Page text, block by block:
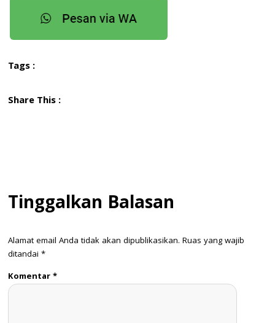
Tags :
Share This :
Tinggalkan Balasan
Alamat email Anda tidak akan dipublikasikan. Ruas yang wajib
ditandai *
Komentar*